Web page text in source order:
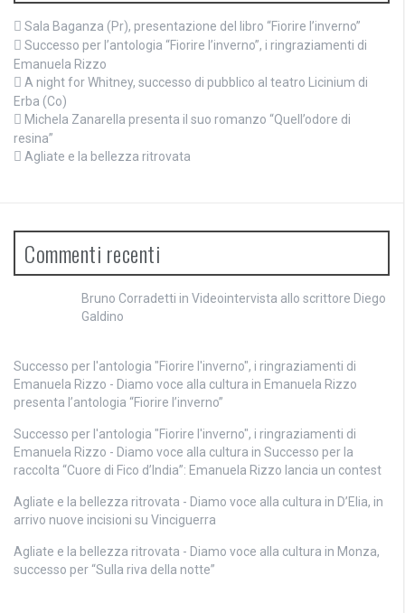
Sala Baganza (Pr), presentazione del libro “Fiorire l’inverno”
Successo per l’antologia “Fiorire l’inverno”, i ringraziamenti di
Emanuela Rizzo
A night for Whitney, successo di pubblico al teatro Licinium di
Erba (Co)
Michela Zanarella presenta il suo romanzo “Quell’odore di
resina”
Agliate e la bellezza ritrovata
Commenti recenti
Bruno Corradetti in Videointervista allo scrittore Diego
Galdino
Successo per l'antologia "Fiorire l'inverno", i ringraziamenti di
Emanuela Rizzo - Diamo voce alla cultura in Emanuela Rizzo
presenta l’antologia “Fiorire l’inverno”
Successo per l'antologia "Fiorire l'inverno", i ringraziamenti di
Emanuela Rizzo - Diamo voce alla cultura in Successo per la
raccolta “Cuore di Fico d’India”: Emanuela Rizzo lancia un contest
Agliate e la bellezza ritrovata - Diamo voce alla cultura in D’Elia, in
arrivo nuove incisioni su Vinciguerra
Agliate e la bellezza ritrovata - Diamo voce alla cultura in Monza,
successo per “Sulla riva della notte”